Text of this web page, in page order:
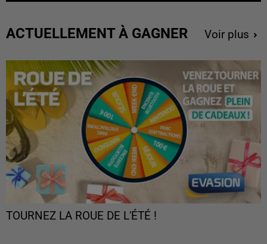
ACTUELLEMENT À GAGNER Voir plus
TOURNEZ LA ROUE DE L'ÉTÉ !